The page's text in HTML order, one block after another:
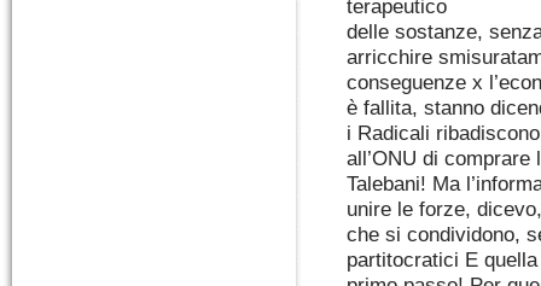
terapeutico
delle sostanze,
arricchire
conseguenze x
è fallita, stanno
i Radicali
all’ONU di comprare
Talebani! Ma
unire le forze,
che si condividono,
partitocratici E